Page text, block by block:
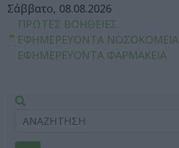
Σάββατο, 08.08.2026
ΠΡΩΤΕΣ ΒΟΗΘΕΙΕΣ
ΕΦΗΜΕΡΕΥΟΝΤΑ ΝΟΣΟΚΟΜΕΙΑ
ΕΦΗΜΕΡΕΥΟΝΤΑ ΦΑΡΜΑΚΕΙΑ